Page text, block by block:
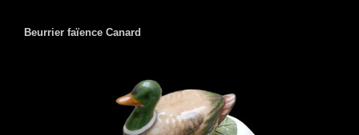
Beurrier faïence Canard